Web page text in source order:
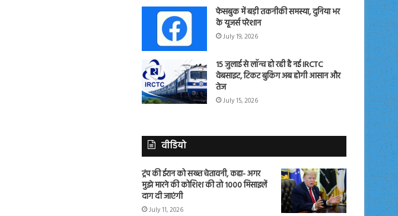
फेसबुक में बड़ी तकनीकी समस्या, दुनिया भर
के यूजर्स परेशान
July 19, 2026
15 जुलाई से लॉन्च हो रही है नई IRCTC
वेबसाइट, टिकट बुकिंग अब होगी आसान और
तेज
July 15, 2026
वीडियो
ट्रंप की ईरान को सख्त चेतावनी, कहा- अगर
मुझे मारने की कोशिश की तो 1000 मिसाइलें
दाग दी जाएंगी
July 11, 2026